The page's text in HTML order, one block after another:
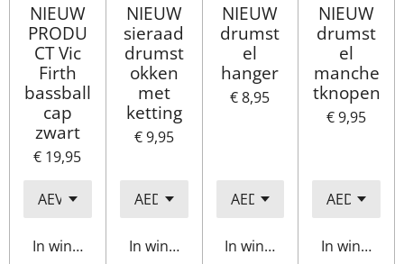
NIEUW
PRODU
CT Vic
Firth
bassball
cap
zwart
€ 19,95
In winkelwagen
NIEUW
sieraad
drumst
okken
met
ketting
€ 9,95
In winkelwagen
NIEUW
drumst
el
hanger
€ 8,95
In winkelwagen
NIEUW
drumst
el
manche
tknopen
€ 9,95
In